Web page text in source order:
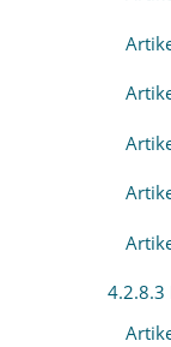
4.2.8.3